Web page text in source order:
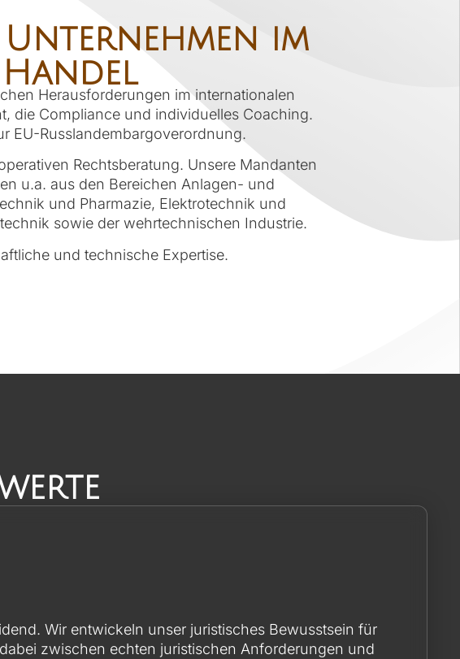
im
Herausforderungen im internationalen
die Compliance und individuelles Coaching.
EU-Russlandembargoverordnung.
Rechtsberatung. Unsere Mandanten
u.a. aus den Bereichen Anlagen- und
und Pharmazie, Elektrotechnik und
sowie der wehrtechnischen Industrie.
und technische Expertise.
Wir entwickeln unser juristisches Bewusstsein für
zwischen echten juristischen Anforderungen und